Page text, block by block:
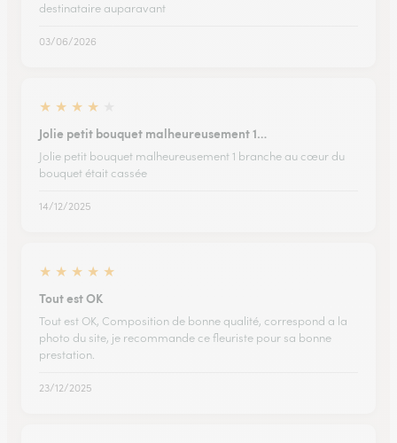
destinataire auparavant
03/06/2026
★ ★ ★ ★
Jolie petit bouquet malheureusement 1…
Jolie petit bouquet malheureusement 1 branche au cœur du
bouquet était cassée
14/12/2025
★ ★ ★ ★ ★
Tout est OK
Tout est OK, Composition de bonne qualité, correspond a la
photo du site, je recommande ce fleuriste pour sa bonne
prestation.
23/12/2025